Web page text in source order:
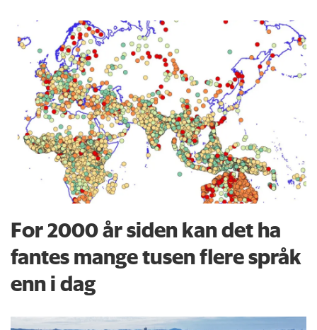
For 2000 år siden kan det ha
fantes mange tusen flere språk
enn i dag